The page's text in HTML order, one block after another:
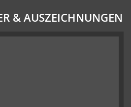
& AUSZEICHNUNGEN